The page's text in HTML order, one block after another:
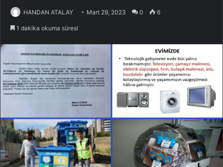
HANDAN ATALAY Mart 29, 2023 0 6
1 dakika okuma süresi